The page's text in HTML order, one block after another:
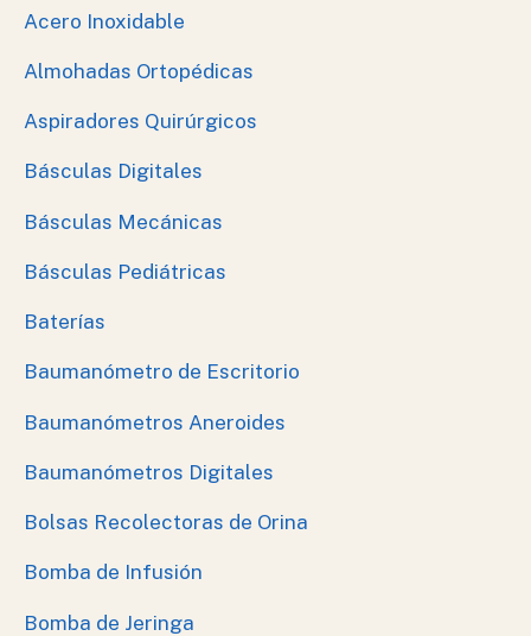
Acero Inoxidable
Almohadas Ortopédicas
Aspiradores Quirúrgicos
Básculas Digitales
Básculas Mecánicas
Básculas Pediátricas
Baterías
Baumanómetro de Escritorio
Baumanómetros Aneroides
Baumanómetros Digitales
Bolsas Recolectoras de Orina
Bomba de Infusión
Bomba de Jeringa